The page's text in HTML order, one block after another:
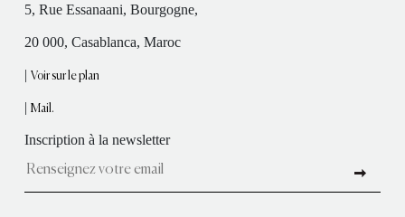
5, Rue Essanaani, Bourgogne,
20 000, Casablanca, Maroc
|Voir sur le plan
|Mail.
Inscription à la newsletter